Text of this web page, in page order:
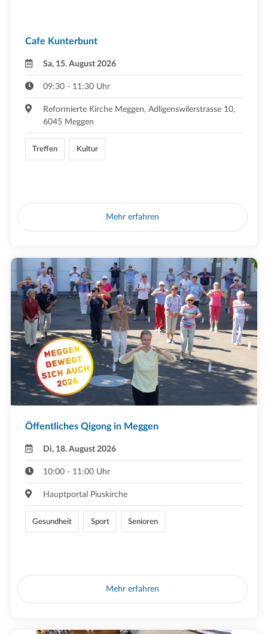
Cafe Kunterbunt
Sa, 15. August 2026
09:30 - 11:30 Uhr
Reformierte Kirche Meggen, Adligenswilerstrasse 10,
6045 Meggen
Treffen Kultur
Mehr erfahren
Öffentliches Qigong in Meggen
Di, 18. August 2026
10:00 - 11:00 Uhr
Hauptportal Piuskirche
Gesundheit Sport Senioren
Mehr erfahren